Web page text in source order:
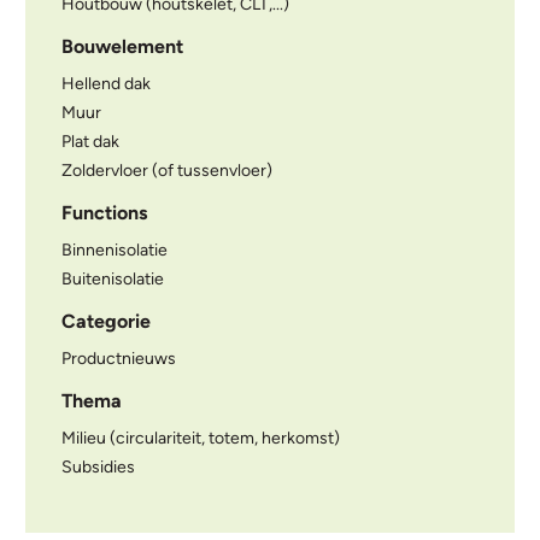
Houtbouw (houtskelet, CLT,...)
Bouwelement
Hellend dak
Muur
Plat dak
Zoldervloer (of tussenvloer)
Functions
Binnenisolatie
Buitenisolatie
Categorie
Productnieuws
Thema
Milieu (circulariteit, totem, herkomst)
Subsidies